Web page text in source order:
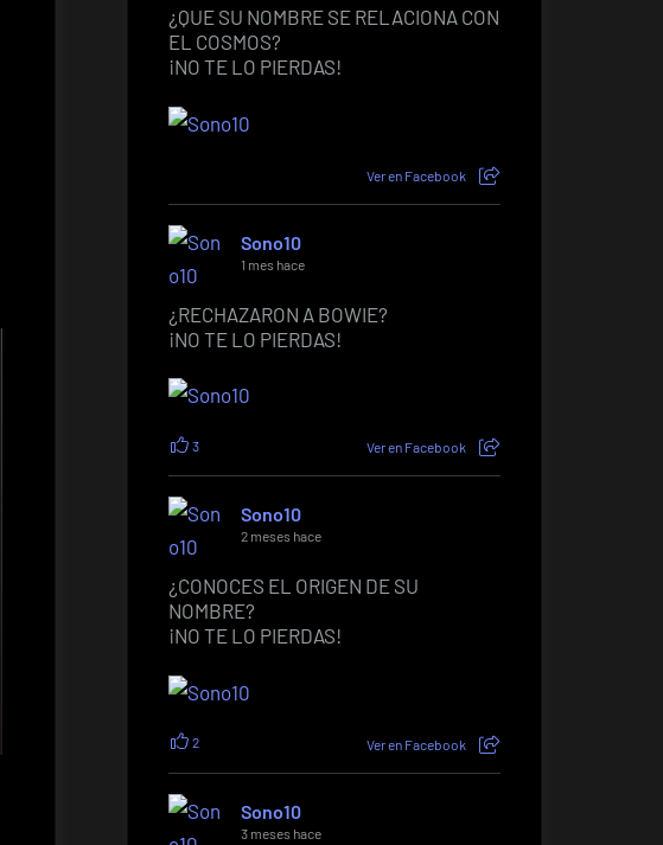
¿QUE SU NOMBRE SE RELACIONA CON
EL COSMOS?
¡NO TE LO PIERDAS!
Ver en Facebook
Sono10
1 mes hace
¿RECHAZARON A BOWIE?
¡NO TE LO PIERDAS!
3 Ver en Facebook
Sono10
2 meses hace
¿CONOCES EL ORIGEN DE SU
NOMBRE?
¡NO TE LO PIERDAS!
2 Ver en Facebook
Sono10
3 meses hace